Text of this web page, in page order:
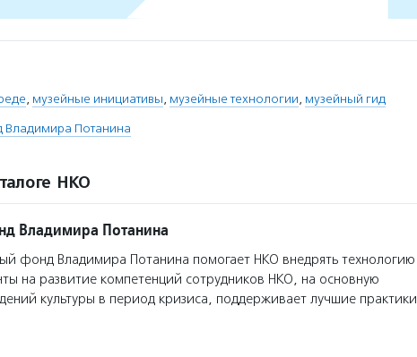
, музейные инициативы, музейные технологии, музейный гид
Владимира Потанина
НКО
Владимира Потанина
фонд Владимира Потанина помогает НКО внедрять технологию
на развитие компетенций сотрудников НКО, на основную
культуры в период кризиса, поддерживает лучшие практики